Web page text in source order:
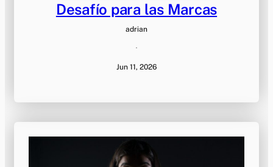
Desafío para las Marcas
adrian
·
Jun 11, 2026